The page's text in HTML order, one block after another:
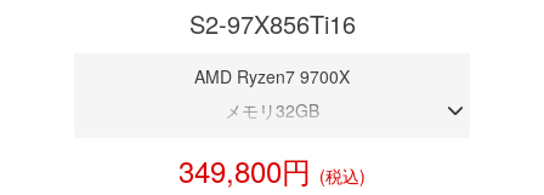
S2-97X856Ti16
AMD Ryzen7 9700X
メモリ32GB
NVMeSSD 1TB
349,800円 (税込)